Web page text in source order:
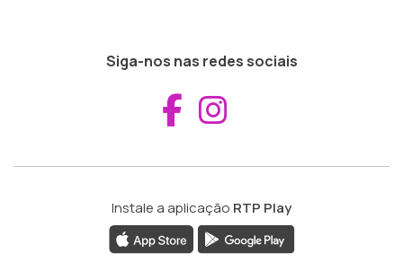
Siga-nos nas redes sociais
Aceder ao
Instale a aplicação RTP Play